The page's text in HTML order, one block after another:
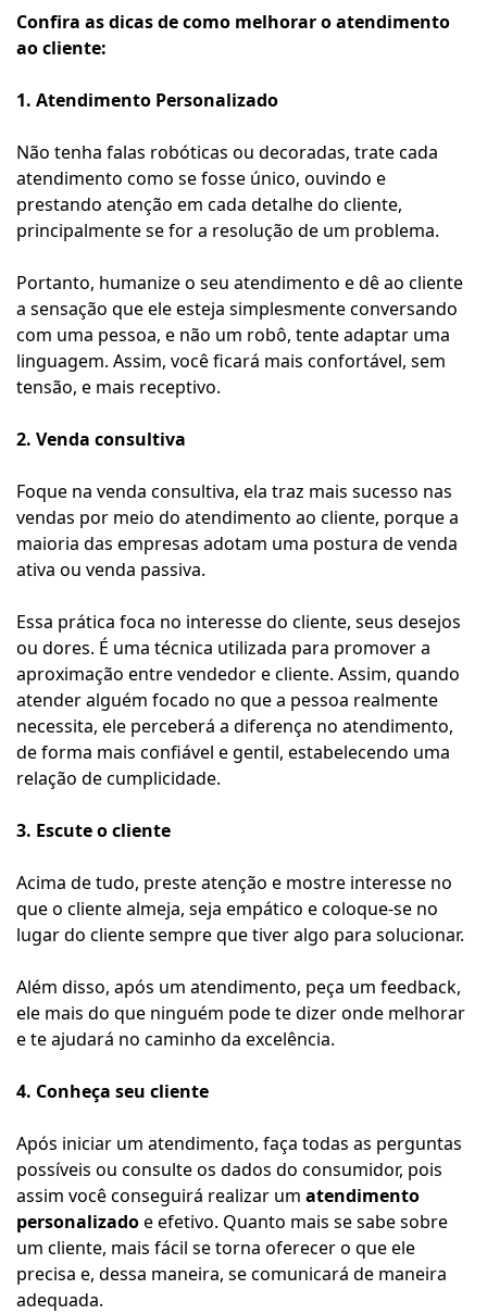
Confira as dicas de como melhorar o atendimento
ao cliente:
1. Atendimento Personalizado
Não tenha falas robóticas ou decoradas, trate cada
atendimento como se fosse único, ouvindo e
prestando atenção em cada detalhe do cliente,
principalmente se for a resolução de um problema.
Portanto, humanize o seu atendimento e dê ao cliente
a sensação que ele esteja simplesmente conversando
com uma pessoa, e não um robô, tente adaptar uma
linguagem. Assim, você ficará mais confortável, sem
tensão, e mais receptivo.
2. Venda consultiva
Foque na venda consultiva, ela traz mais sucesso nas
vendas por meio do atendimento ao cliente, porque a
maioria das empresas adotam uma postura de venda
ativa ou venda passiva.
Essa prática foca no interesse do cliente, seus desejos
ou dores. É uma técnica utilizada para promover a
aproximação entre vendedor e cliente. Assim, quando
atender alguém focado no que a pessoa realmente
necessita, ele perceberá a diferença no atendimento,
de forma mais confiável e gentil, estabelecendo uma
relação de cumplicidade.
3. Escute o cliente
Acima de tudo, preste atenção e mostre interesse no
que o cliente almeja, seja empático e coloque-se no
lugar do cliente sempre que tiver algo para solucionar.
Além disso, após um atendimento, peça um feedback,
ele mais do que ninguém pode te dizer onde melhorar
e te ajudará no caminho da excelência.
4. Conheça seu cliente
Após iniciar um atendimento, faça todas as perguntas
possíveis ou consulte os dados do consumidor, pois
assim você conseguirá realizar um atendimento
personalizadoe efetivo. Quanto mais se sabe sobre
um cliente, mais fácil se torna oferecer o que ele
precisa e, dessa maneira, se comunicará de maneira
adequada.